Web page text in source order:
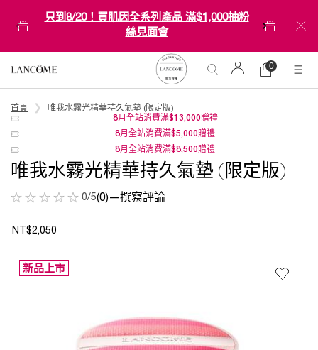
只到8/20！買肌因全系列產品 滿$1,000抽粉
絲見面會
購
物
0
0 product in
首頁
唯我水霧光精華持久氣墊 (限定版)
8月全站消費滿$13,000贈禮
8月全站消費滿$5,000贈禮
8月全站消費滿$8,500贈禮
唯我水霧光精華持久氣墊 (限定版)
0/5(0)—撰寫評論
NT$2,050
新品上市